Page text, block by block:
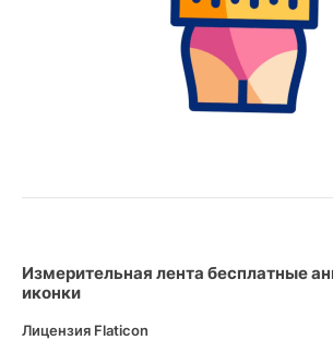
Измерительная лента бесплатные
иконки
Лицензия Flaticon